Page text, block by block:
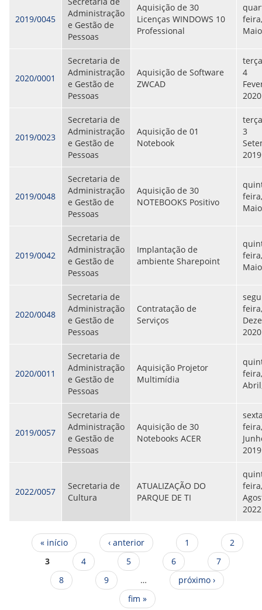
2019/0045
Administração
e Gestão de
Pessoas
Aquisição de 30
Licenças WINDOWS 10
Professional
2020/0001
Secretaria de
Administração
e Gestão de
Pessoas
Aquisição de Software
ZWCAD
4
2020
2019/0023
Secretaria de
Administração
e Gestão de
Pessoas
Aquisição de 01
Notebook
3
2019
2019/0048
Secretaria de
Administração
e Gestão de
Pessoas
Aquisição de 30
NOTEBOOKS Positivo
2019/0042
Secretaria de
Administração
e Gestão de
Pessoas
Implantação de
ambiente Sharepoint
2020/0048
Secretaria de
Administração
e Gestão de
Pessoas
Contratação de
Serviços
2020
2020/0011
Secretaria de
Administração
e Gestão de
Pessoas
Aquisição Projetor
Multimídia
2019/0057
Secretaria de
Administração
e Gestão de
Pessoas
Aquisição de 30
Notebooks ACER
2019
2022/0057
Secretaria de
Cultura
ATUALIZAÇÃO DO
PARQUE DE TI
2022
Páginas
« início ‹ anterior 1
2
3
4 5 6
7
8
9 …
próximo ›
fim »